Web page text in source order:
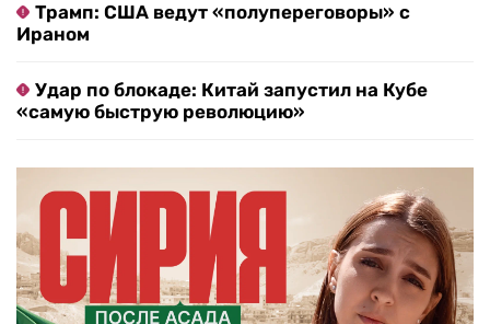
Трамп: США ведут «полупереговоры» с
Ираном
Удар по блокаде: Китай запустил на Кубе
«самую быструю революцию»